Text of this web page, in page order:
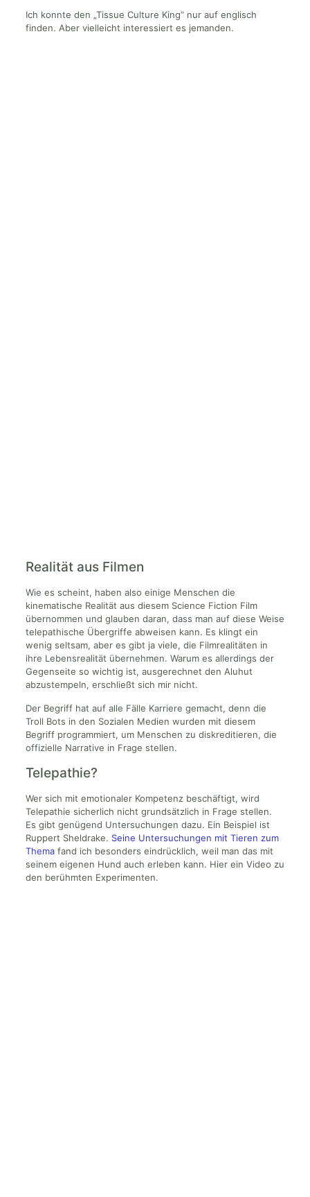
Ich konnte den „Tissue Culture King“ nur auf englisch
finden. Aber vielleicht interessiert es jemanden.
Realität aus Filmen
Wie es scheint, haben also einige Menschen die
kinematische Realität aus diesem Science Fiction Film
übernommen und glauben daran, dass man auf diese Weise
telepathische Übergriffe abweisen kann. Es klingt ein
wenig seltsam, aber es gibt ja viele, die Filmrealitäten in
ihre Lebensrealität übernehmen. Warum es allerdings der
Gegenseite so wichtig ist, ausgerechnet den Aluhut
abzustempeln, erschließt sich mir nicht.
Der Begriff hat auf alle Fälle Karriere gemacht, denn die
Troll Bots in den Sozialen Medien wurden mit diesem
Begriff programmiert, um Menschen zu diskreditieren, die
offizielle Narrative in Frage stellen.
Telepathie?
Wer sich mit emotionaler Kompetenz beschäftigt, wird
Telepathie sicherlich nicht grundsätzlich in Frage stellen.
Es gibt genügend Untersuchungen dazu. Ein Beispiel ist
Ruppert Sheldrake. Seine Untersuchungen mit Tieren zum
Themafand ich besonders eindrücklich, weil man das mit
seinem eigenen Hund auch erleben kann. Hier ein Video zu
den berühmten Experimenten.